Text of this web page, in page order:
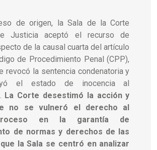
de origen, la Sala de la Corte
Justicia aceptó el recurso de
de la causal cuarta del artículo
de Procedimiento Penal (CPP),
revocó la sentencia condenatoria y
el estado de inocencia al
La Corte desestimó la acción y
no se vulneró el derecho al
en la garantía de
de normas y derechos de las
la Sala se centró en analizar